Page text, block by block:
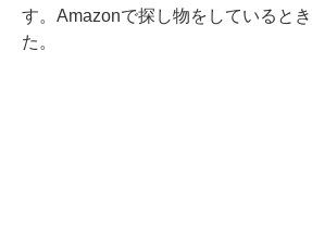
す。Amazonで探し物をしていると
た。